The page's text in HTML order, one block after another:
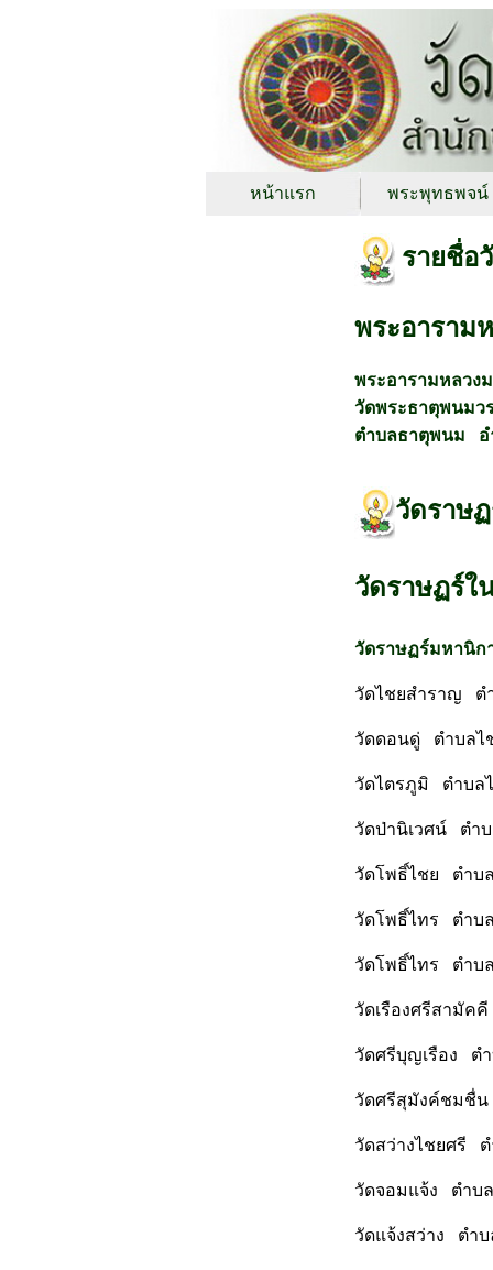
หน้าแรก พระพุทธพจน์
รายชื่อ
พระอาราม
พระอารามหลวง
วัดพระธาตุพนมว
ตำบลธาตุพนม อ
วัดราษ
วัดราษฏร์ใ
วัดราษฏร์มหานิก
วัดไชยสำราญ ต
วัดดอนดู่ ตำบลไ
วัดไตรภูมิ ตำบล
วัดป่านิเวศน์ ตำ
วัดโพธิ์ไชย ตำบ
วัดโพธิ์ไทร ตำบ
วัดโพธิ์ไทร ตำบ
วัดเรืองศรีสามัค
วัดศรีบุญเรือง ต
วัดศรีสุมังค์ชมชื่น
วัดสว่างไชยศรี
วัดจอมแจ้ง ตำบ
วัดแจ้งสว่าง ตำบ